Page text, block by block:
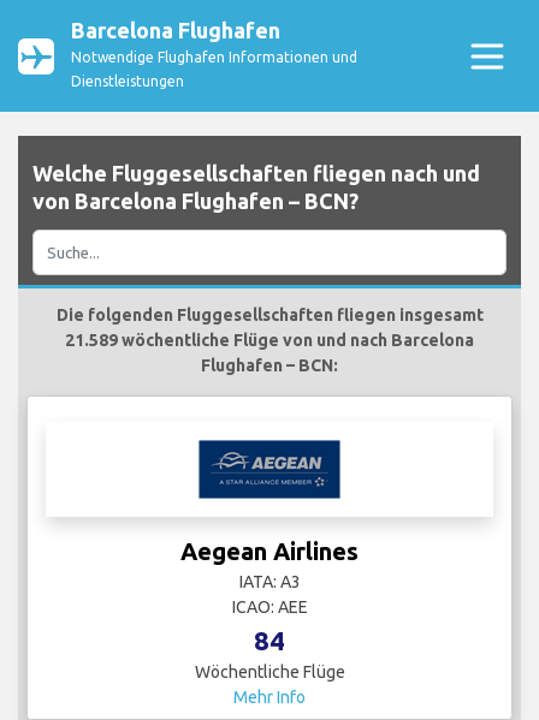
Barcelona Flughafen
Notwendige Flughafen Informationen und
Dienstleistungen
Welche Fluggesellschaften fliegen nach und
von Barcelona Flughafen – BCN?
Die folgenden Fluggesellschaften fliegen insgesamt
21.589 wöchentliche Flüge von und nach Barcelona
Flughafen – BCN:
Aegean Airlines
IATA: A3
ICAO: AEE
84
Wöchentliche Flüge
Mehr Info